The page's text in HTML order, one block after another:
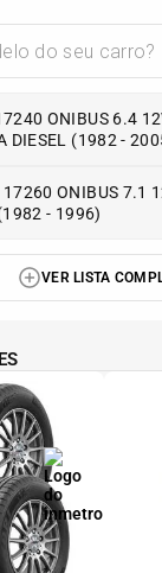
ONIBUS 6.4
DIESEL (1982 -
17260 ONIBUS 7.1
- 1996)
VER LISTA